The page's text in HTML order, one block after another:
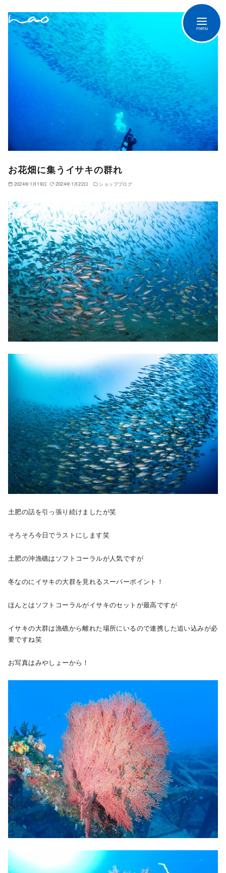
お花畑に集うイサキの群れ
2024年1月19日 2024年1月22日 ショップブログ
土肥の話を引っ張り続けましたが笑
そろそろ今日でラストにします笑
土肥の沖漁礁はソフトコーラルが人気ですが
冬なのにイサキの大群を見れるスーパーポイント！
ほんとはソフトコーラルがイサキのセットが最高ですが
イサキの大群は漁礁から離れた場所にいるので連携した追い込みが必
要ですね笑
お写真はみやしょーから！